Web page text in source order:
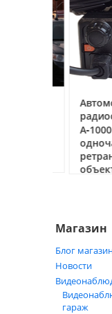
Магазин
Блог
Новости
гараж